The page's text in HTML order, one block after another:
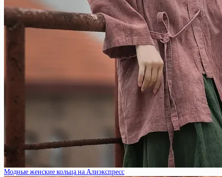
Модные женские кольца на Алиэкспресс